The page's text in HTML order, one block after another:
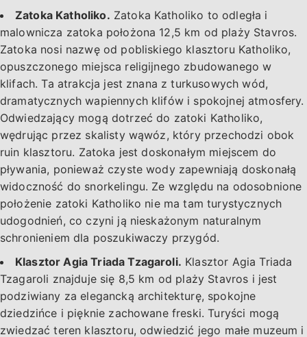
Zatoka Katholiko. Zatoka Katholiko to odległa i
malownicza zatoka położona 12,5 km od plaży Stavros.
Zatoka nosi nazwę od pobliskiego klasztoru Katholiko,
opuszczonego miejsca religijnego zbudowanego w
klifach. Ta atrakcja jest znana z turkusowych wód,
dramatycznych wapiennych klifów i spokojnej atmosfery.
Odwiedzający mogą dotrzeć do zatoki Katholiko,
wędrując przez skalisty wąwóz, który przechodzi obok
ruin klasztoru. Zatoka jest doskonałym miejscem do
pływania, ponieważ czyste wody zapewniają doskonałą
widoczność do snorkelingu. Ze względu na odosobnione
położenie zatoki Katholiko nie ma tam turystycznych
udogodnień, co czyni ją nieskażonym naturalnym
schronieniem dla poszukiwaczy przygód.
Klasztor Agia Triada Tzagaroli. Klasztor Agia Triada
Tzagaroli znajduje się 8,5 km od plaży Stavros i jest
podziwiany za elegancką architekturę, spokojne
dziedzińce i pięknie zachowane freski. Turyści mogą
zwiedzać teren klasztoru, odwiedzić jego małe muzeum i